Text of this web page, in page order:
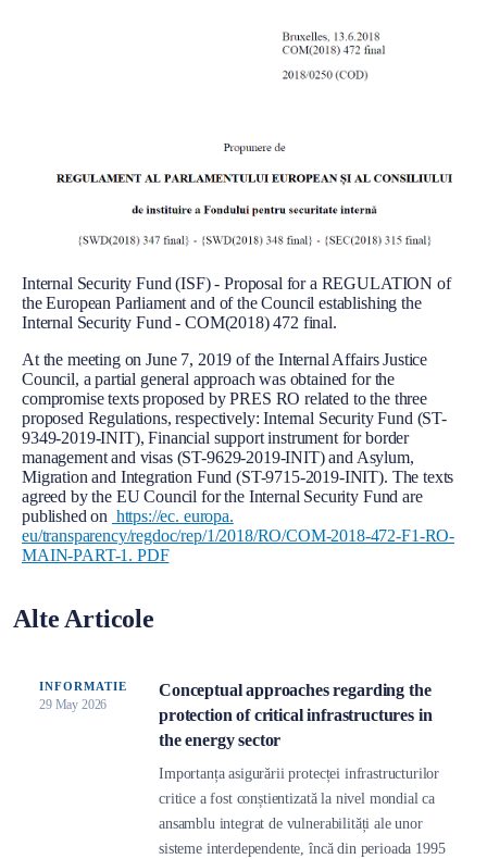
Body
Internal Security Fund (ISF) - Proposal for a REGULATION of
the European Parliament and of the Council establishing the
Internal Security Fund - COM(2018) 472 final.
At the meeting on June 7, 2019 of the Internal Affairs Justice
Council, a partial general approach was obtained for the
compromise texts proposed by PRES RO related to the three
proposed Regulations, respectively: Internal Security Fund (ST-
9349-2019-INIT), Financial support instrument for border
management and visas (ST-9629-2019-INIT) and Asylum,
Migration and Integration Fund (ST-9715-2019-INIT). The texts
agreed by the EU Council for the Internal Security Fund are
published on https://ec. europa.
eu/transparency/regdoc/rep/1/2018/RO/COM-2018-472-F1-RO-
MAIN-PART-1. PDF
Alte Articole
INFORMATIE
29 May 2026
Conceptual approaches regarding the
protection of critical infrastructures in
the energy sector
Importanța asigurării protecței infrastructurilor
critice a fost conștientizată la nivel mondial ca
ansamblu integrat de vulnerabilități ale unor
sisteme interdependente, încă din perioada 1995